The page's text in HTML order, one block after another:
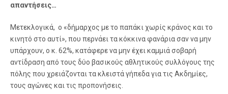
απαντήσεις…
Μετεκλογικά, ο «δήμαρχος με το παπάκι χωρίς κράνος και το
κινητό στο αυτί», που περνάει τα κόκκινα φανάρια σαν να μην
υπάρχουν, ο κ. 62%, κατάφερε να μην έχει καμμιά σοβαρή
αντίδραση από τους δύο βασικούς αθλητικούς συλλόγους της
πόλης που χρειάζονται τα κλειστά γήπεδα για τις Ακδημίες,
τους αγώνες και τις προπονήσεις.